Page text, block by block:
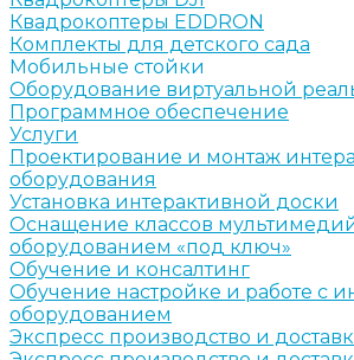
Квадрокоптеры EDDRON
Комплекты для детского сада
Мобильные стойки
Оборудование виртуальной
Программное обеспечение
Услуги
Проектирование и монтаж
оборудования
Установка интерактивной доски
Оснащение классов
оборудованием «под ключ»
Обучение и консалтинг
Обучение настройке и работе с
оборудованием
Экспресс производство и